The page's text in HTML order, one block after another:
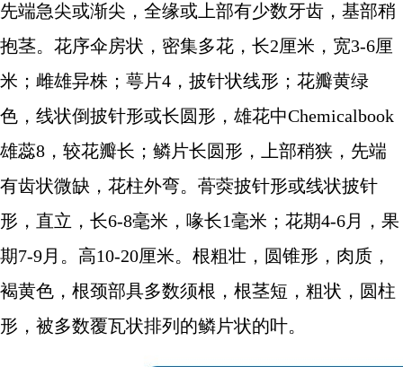
先端急尖或渐尖，全缘或上部有少数牙齿，基部稍
抱茎。花序伞房状，密集多花，长2厘米，宽3-6厘
米；雌雄异株；萼片4，披针状线形；花瓣黄绿
色，线状倒披针形或长圆形，雄花中Chemicalbook
雄蕊8，较花瓣长；鳞片长圆形，上部稍狭，先端
有齿状微缺，花柱外弯。蓇葖披针形或线状披针
形，直立，长6-8毫米，喙长1毫米；花期4-6月，果
期7-9月。高10-20厘米。根粗壮，圆锥形，肉质，
褐黄色，根颈部具多数须根，根茎短，粗状，圆柱
形，被多数覆瓦状排列的鳞片状的叶。